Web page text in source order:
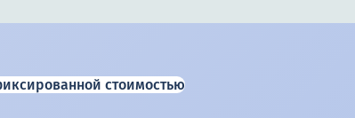
стоимостью